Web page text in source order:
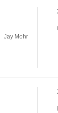
Jay Mohr